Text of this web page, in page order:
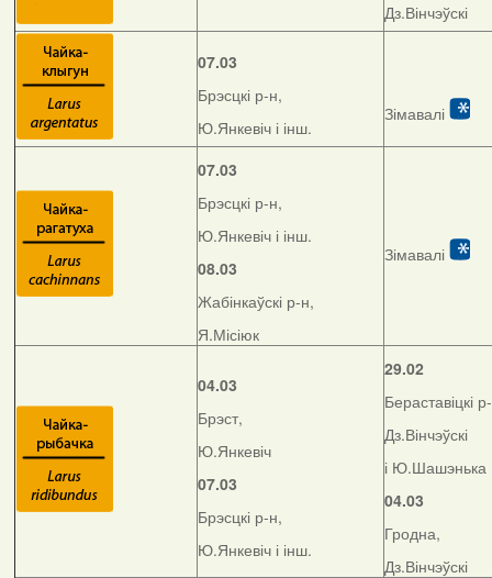
Дз.Вінчэўскі
07.03
Брэсцкі р-н,
Ю.Янкевіч і інш.
Зімавалі
07.03
Брэсцкі р-н,
Ю.Янкевіч і інш.
08.03
Жабінкаўскі р-н,
Я.Місіюк
Зімавалі
04.03
Брэст,
Ю.Янкевіч
07.03
Брэсцкі р-н,
Ю.Янкевіч і інш.
29.02
Бераставіцкі
Дз.Вінчэўскі
і Ю.Шашэнька
04.03
Гродна,
Дз.Вінчэўскі